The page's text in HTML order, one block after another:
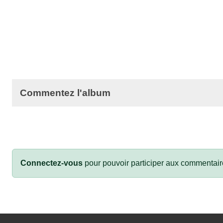
Commentez l'album
Connectez-vous pour pouvoir participer aux